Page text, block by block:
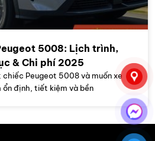
5008: Lịch trình,
& Chi phí 2025
chiếc Peugeot 5008 và muốn xe
ổn định, tiết kiệm và bền